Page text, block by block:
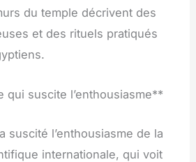
du temple décrivent des
et des rituels pratiqués
suscite l’enthousiasme**
suscité l’enthousiasme de la
internationale, qui voit